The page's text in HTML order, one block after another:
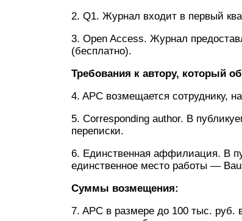
2. Q1. Журнал входит в первый
3. Open Access. Журнал
(бесплатно).
Требования к автору, который
4. APC возмещается сотруднику,
5. Corresponding author. В
переписки.
6. Единственная аффилиация. В
единственное место работы —
Суммы возмещения:
7. APC в размере до 100 тыс. руб.